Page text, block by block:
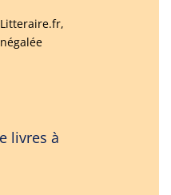
livres à